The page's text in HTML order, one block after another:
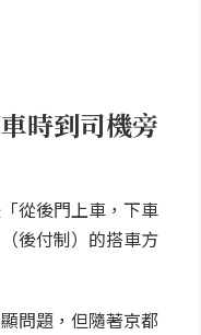
時到司機旁
從後門上車，下車
後付制）的搭車方
問題，但隨著京都